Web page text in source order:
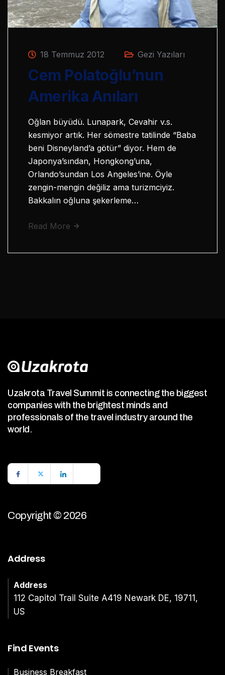
18 Temmuz 2012 Gezi Yazıları
Cem Polatoğlu’nun
Amerika Anıları
Oğlan büyüdü. Lunapark, Cevahir v.s.
kesmiyor artık. Her sömestre tatilinde “Baba
beni Disneyland’a götür” diyor. Hem de
Japonya’sından, Hongkong’una,
Orlando’sundan Los Angeles’ine. Öyle
zengin-mengin değiliz ama turizmciyiz.
Bakkalın oğluna şekerleme…
Read More
Uzakrota Travel Summit is connecting the biggest
companies with the brightest minds and
professionals of the travel industry around the
world.
Copyright © 2026
Address
Address
112 Capitol Trail Suite A419 Newark DE, 19711,
US
Find Events
Business Breakfast